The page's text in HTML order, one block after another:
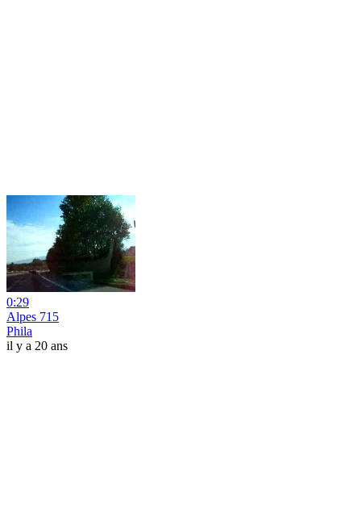
0:29
Alpes 715
Phila
il y a 20 ans